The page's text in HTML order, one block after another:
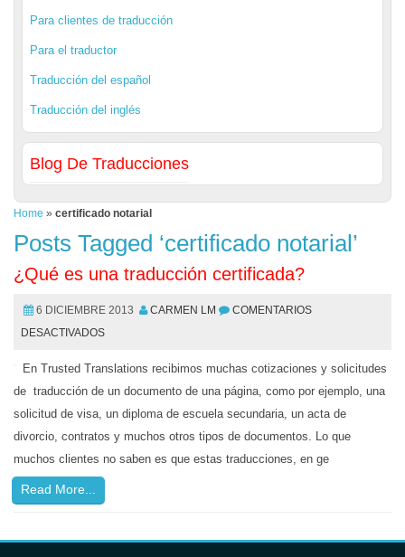
Para clientes de traducción
Para el traductor
Traducción del español
Traducción del inglés
Blog De Traducciones
Home » certificado notarial
Posts Tagged ‘certificado notarial’
¿Qué es una traducción certificada?
6 DICIEMBRE 2013 CARMEN LM
COMENTARIOS
DESACTIVADOS
En Trusted Translations recibimos muchas cotizaciones y solicitudes
de traducción de un documento de una página, como por ejemplo, una
solicitud de visa, un diploma de escuela secundaria, un acta de
divorcio, contratos y muchos otros tipos de documentos. Lo que
muchos clientes no saben es que estas traducciones, en ge
Read More...